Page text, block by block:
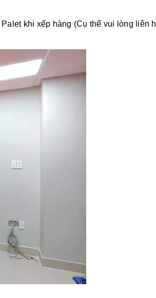
khi xếp hàng (Cụ thể vui lòng liên